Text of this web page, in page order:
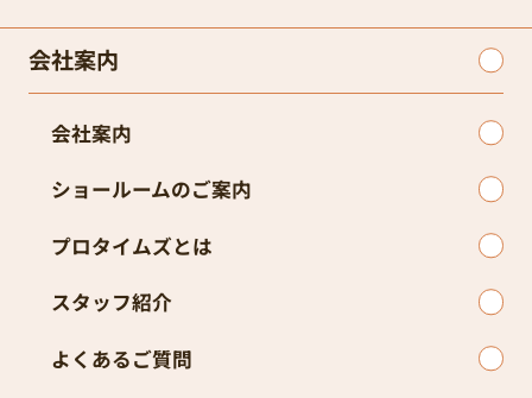
会社案内
会社案内
ショールームのご案内
プロタイムズとは
スタッフ紹介
よくあるご質問